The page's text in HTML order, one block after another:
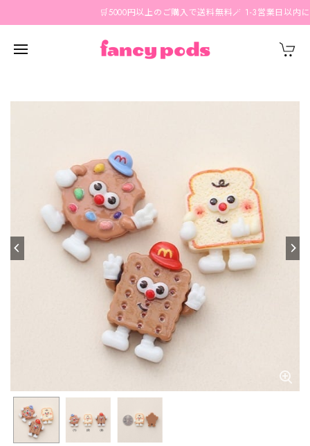
🛒5000円以上のご購入で送料無料🪄 1-3営業日以内に